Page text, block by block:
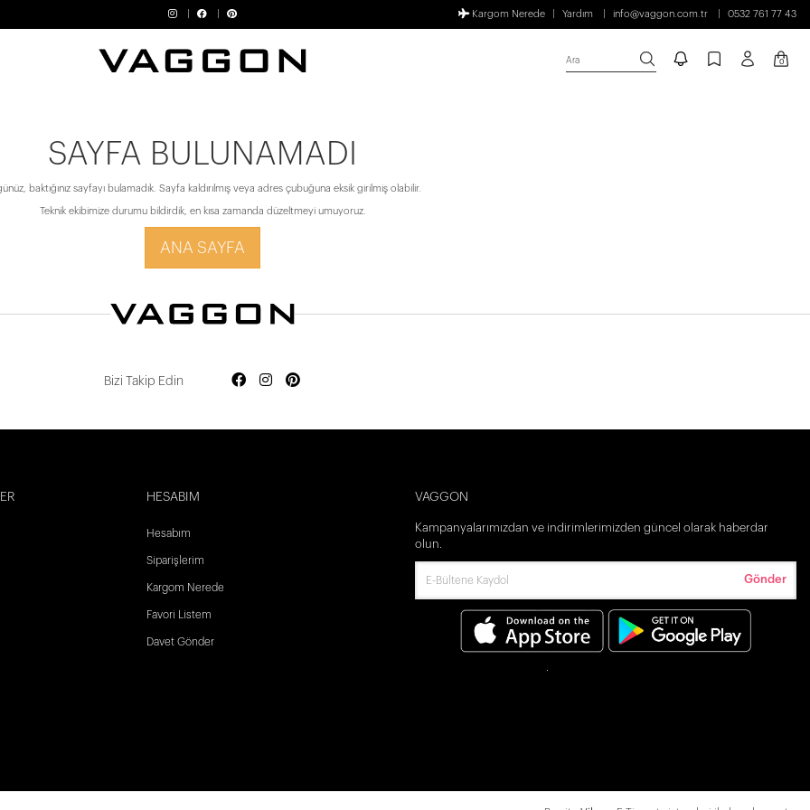
Kargom Nerede Yardım info@vaggon.com.tr 0532 761 77 43
Ara 0
SAYFA BULUNAMADI
baktığınız sayfayı bulamadık. Sayfa kaldırılmış veya adres çubuğuna eksik girilmiş olabilir.
Teknik ekibimize durumu bildirdik, en kısa zamanda düzeltmeyi umuyoruz.
ANA SAYFA
Bizi Takip Edin
HESABIM
Hesabım
Siparişlerim
Kargom Nerede
Favori Listem
Davet Gönder
VAGGON
Kampanyalarımızdan ve indirimlerimizden güncel olarak haberdar
olun.
Gönder